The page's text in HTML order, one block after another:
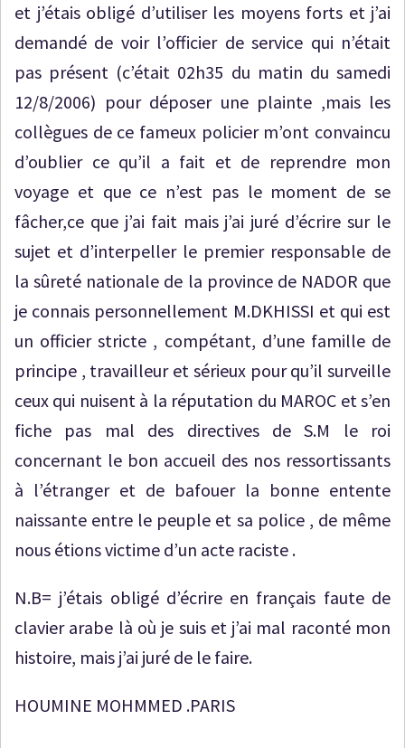
et j’étais obligé d’utiliser les moyens forts et j’ai
demandé de voir l’officier de service qui n’était
pas présent (c’était 02h35 du matin du samedi
12/8/2006) pour déposer une plainte ,mais les
collègues de ce fameux policier m’ont convaincu
d’oublier ce qu’il a fait et de reprendre mon
voyage et que ce n’est pas le moment de se
fâcher,ce que j’ai fait mais j’ai juré d’écrire sur le
sujet et d’interpeller le premier responsable de
la sûreté nationale de la province de NADOR que
je connais personnellement M.DKHISSI et qui est
un officier stricte , compétant, d’une famille de
principe , travailleur et sérieux pour qu’il surveille
ceux qui nuisent à la réputation du MAROC et s’en
fiche pas mal des directives de S.M le roi
concernant le bon accueil des nos ressortissants
à l’étranger et de bafouer la bonne entente
naissante entre le peuple et sa police , de même
nous étions victime d’un acte raciste .
N.B= j’étais obligé d’écrire en français faute de
clavier arabe là où je suis et j’ai mal raconté mon
histoire, mais j’ai juré de le faire.
HOUMINE MOHMMED .PARIS